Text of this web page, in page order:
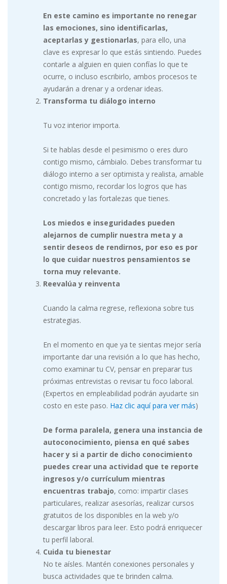
En este camino es importante no renegar
las emociones, sino identificarlas,
aceptarlas y gestionarlas, para ello, una
clave es expresar lo que estás sintiendo. Puedes
contarle a alguien en quien confías lo que te
ocurre, o incluso escribirlo, ambos procesos te
ayudarán a drenar y a ordenar ideas.
Transforma tu diálogo interno
Tu voz interior importa.
Si te hablas desde el pesimismo o eres duro
contigo mismo, cámbialo. Debes transformar tu
diálogo interno a ser optimista y realista, amable
contigo mismo, recordar los logros que has
concretado y las fortalezas que tienes.
Los miedos e inseguridades pueden
alejarnos de cumplir nuestra meta y a
sentir deseos de rendirnos, por eso es por
lo que cuidar nuestros pensamientos se
torna muy relevante.
Reevalúa y reinventa
Cuando la calma regrese, reflexiona sobre tus
estrategias.
En el momento en que ya te sientas mejor sería
importante dar una revisión a lo que has hecho,
como examinar tu CV, pensar en preparar tus
próximas entrevistas o revisar tu foco laboral.
(Expertos en empleabilidad podrán ayudarte sin
costo en este paso. Haz clic aquí para ver más)
De forma paralela, genera una instancia de
autoconocimiento, piensa en qué sabes
hacer y si a partir de dicho conocimiento
puedes crear una actividad que te reporte
ingresos y/o currículum mientras
encuentras trabajo, como: impartir clases
particulares, realizar asesorías, realizar cursos
gratuitos de los disponibles en la web y/o
descargar libros para leer. Esto podrá enriquecer
tu perfil laboral.
Cuida tu bienestar
No te aísles. Mantén conexiones personales y
busca actividades que te brinden calma.